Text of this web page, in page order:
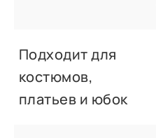
Подходит для
костюмов,
платьев и юбок